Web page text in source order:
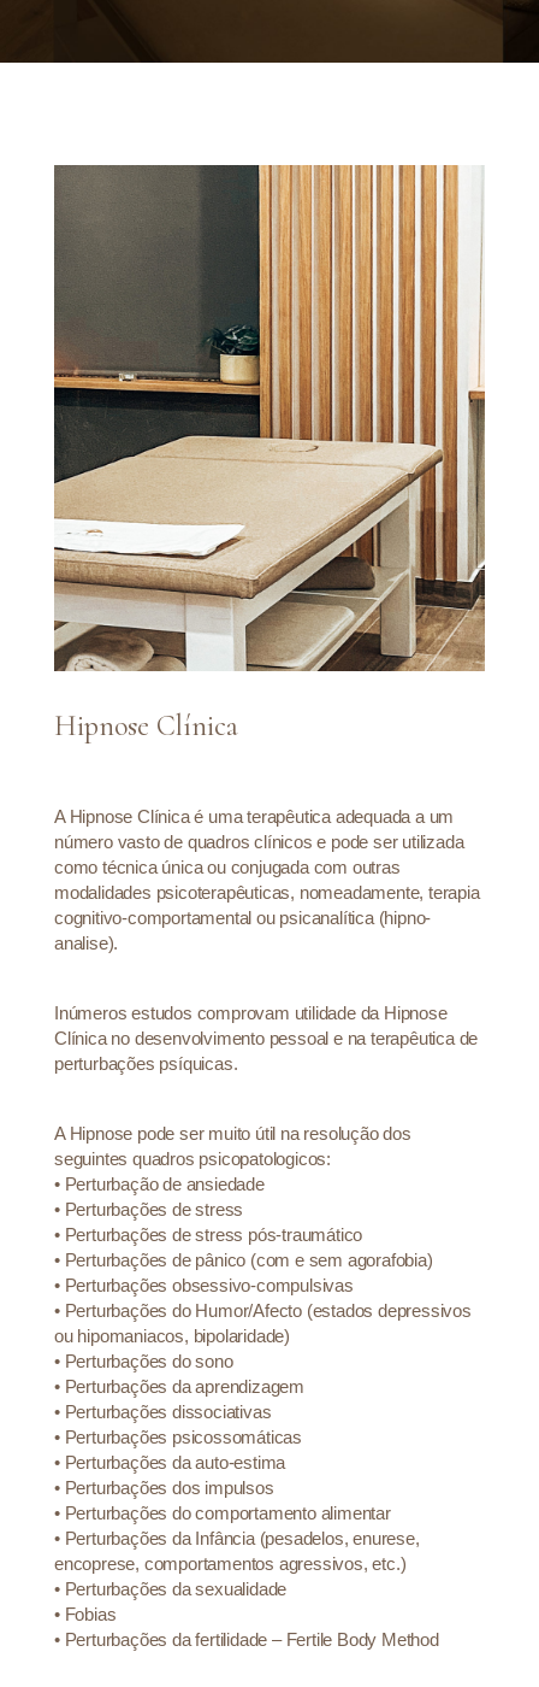
Hipnose Clínica
A Hipnose Clínica é uma terapêutica adequada a um
número vasto de quadros clínicos e pode ser utilizada
como técnica única ou conjugada com outras
modalidades psicoterapêuticas, nomeadamente, terapia
cognitivo-comportamental ou psicanalítica (hipno-
analise).
Inúmeros estudos comprovam utilidade da Hipnose
Clínica no desenvolvimento pessoal e na terapêutica de
perturbações psíquicas.
A Hipnose pode ser muito útil na resolução dos
seguintes quadros psicopatologicos:
• Perturbação de ansiedade
• Perturbações de stress
• Perturbações de stress pós-traumático
• Perturbações de pânico (com e sem agorafobia)
• Perturbações obsessivo-compulsivas
• Perturbações do Humor/Afecto (estados depressivos
ou hipomaniacos, bipolaridade)
• Perturbações do sono
• Perturbações da aprendizagem
• Perturbações dissociativas
• Perturbações psicossomáticas
• Perturbações da auto-estima
• Perturbações dos impulsos
• Perturbações do comportamento alimentar
• Perturbações da Infância (pesadelos, enurese,
encoprese, comportamentos agressivos, etc.)
• Perturbações da sexualidade
• Fobias
• Perturbações da fertilidade – Fertile Body Method